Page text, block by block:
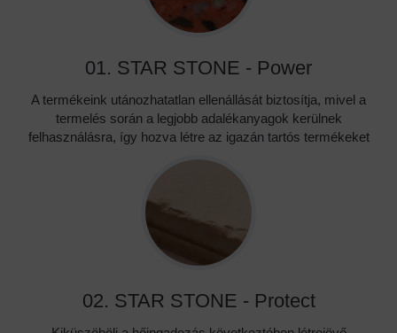
A termékeink utánozhatatlan ellenállását biztosítja, mivel a
termelés során a legjobb adalékanyagok kerülnek
felhasználásra, így hozva létre az igazán tartós termékeket
Kiküszöböli a hőingadozás következtében létrejövő
repedéseket, jelentősen növelve a termék élettartamát